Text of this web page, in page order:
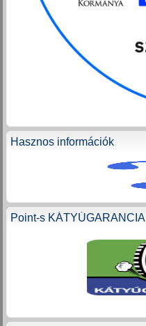
Hasznos információk
Point-s KÁTYÚGARANCIA